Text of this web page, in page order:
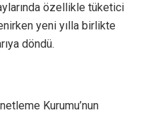
özellikle tüketici
yeni yılla birlikte
döndü.
Kurumu’nun